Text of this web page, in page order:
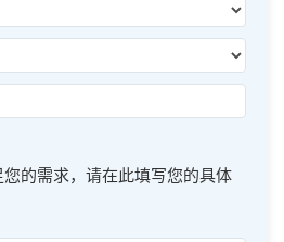
的需求，请在此填写您的具体